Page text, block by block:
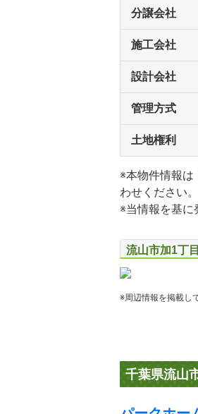
分譲会社
施工会社
設計会社
管理方式
土地権利
※本物件情報は
わせください。
※当情報を基に
流山市加1丁
※周辺情報を掲載し
千葉県流山